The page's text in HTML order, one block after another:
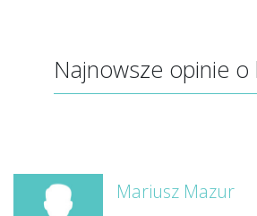
Najnowsze opinie o
Mariusz Mazur